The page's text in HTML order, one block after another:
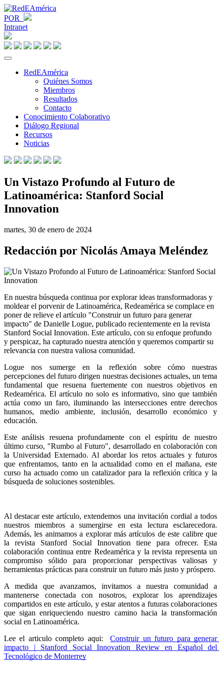
POR
Intranet
RedEAmérica
Quiénes Somos
Miembros
Resultados
Contacto
Conocimiento Colaborativo
Diálogo Regional
Recursos
Noticias
Un Vistazo Profundo al Futuro de
Latinoamérica: Stanford Social
Innovation
martes, 30 de enero de 2024
Redacción por Nicolás Amaya Meléndez
En nuestra búsqueda continua por explorar ideas transformadoras y
moldear el porvenir de Latinoamérica, Redeamérica se complace en
poner de relieve el artículo "Construir un futuro para generar
impacto" de Danielle Logue, publicado recientemente en la revista
Stanford Social Innovation. Este artículo, con su enfoque profundo
y perspicaz, ha capturado nuestra atención y queremos compartir su
relevancia con nuestra valiosa comunidad.
Logue nos sumerge en la reflexión sobre cómo nuestras
percepciones del futuro dirigen nuestras decisiones actuales, un tema
fundamental que resuena fuertemente con nuestros objetivos en
Redeamérica. El artículo no solo es informativo, sino que también
actúa como un faro, iluminando las intersecciones entre derechos
humanos, medio ambiente, inclusión, desarrollo económico y
educación.
Este análisis resuena profundamente con el espíritu de nuestro
último curso, "Rumbo al Futuro", desarrollado en colaboración con
la Universidad Externado. Al abordar los retos actuales y futuros
que enfrentamos, tanto en la actualidad como en el mañana, este
curso ha actuado como un catalizador para la reflexión crítica y la
búsqueda de soluciones sostenibles.
Al destacar este artículo, extendemos una invitación cordial a todos
nuestros miembros a sumergirse en esta lectura esclarecedora.
Además, les animamos a explorar más artículos de este calibre que
la revista Stanford Social Innovation tiene para ofrecer. Esta
colaboración continua entre Redeamérica y la revista representa un
compromiso sólido para proporcionar perspectivas valiosas y
herramientas prácticas para construir un futuro más justo y próspero.
A medida que avanzamos, invitamos a nuestra comunidad a
mantenerse conectada con nosotros, explorar los aprendizajes
compartidos en este artículo, y estar atentos a futuras colaboraciones
que sigan enriqueciendo nuestro camino hacia la transformación
social en Latinoamérica.
Lee el articulo completo aqui: Construir un futuro para generar
impacto | Stanford Social Innovation Review en Español del
Tecnológico de Monterrey